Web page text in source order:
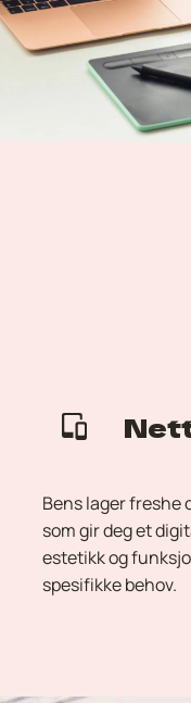
Bens lager freshe
som gir deg et
estetikk og
spesifikke behov.